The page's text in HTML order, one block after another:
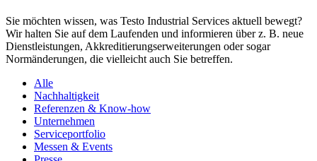
Sie möchten wissen, was Testo Industrial Services aktuell bewegt?
Wir halten Sie auf dem Laufenden und informieren über z. B. neue
Dienstleistungen, Akkreditierungserweiterungen oder sogar
Normänderungen, die vielleicht auch Sie betreffen.
Alle
Nachhaltigkeit
Referenzen & Know-how
Unternehmen
Serviceportfolio
Messen & Events